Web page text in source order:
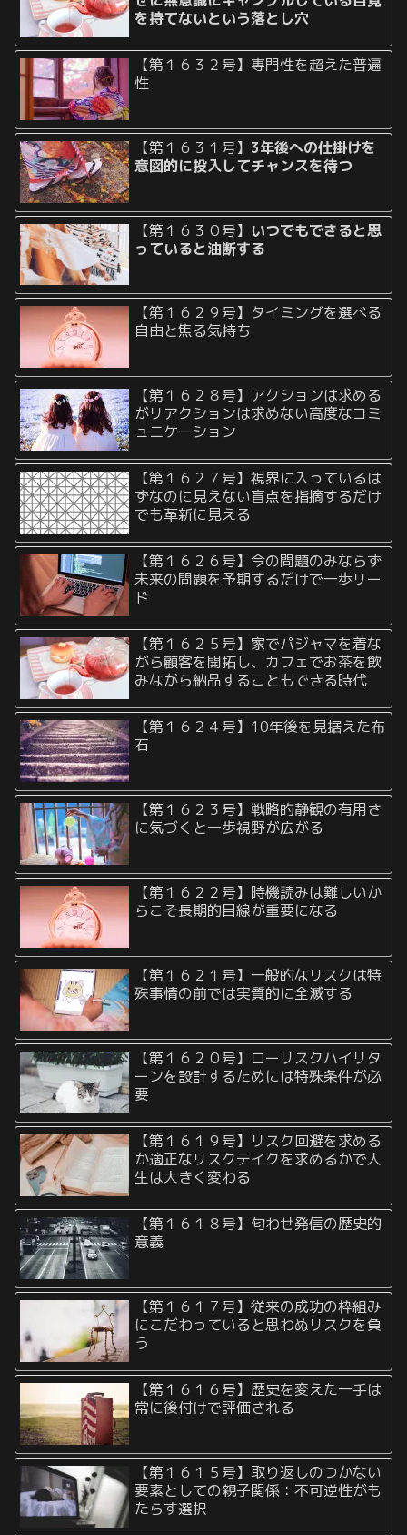
を持てないという落とし穴
【第１６３２号】専門性を超えた普遍
性
【第１６３１号】 3年後への仕掛けを
意図的に投入してチャンスを待つ
【第１６３０号】 いつでもできると思
っていると油断する
【第１６２９号】タイミングを選べる
自由と焦る気持ち
【第１６２８号】アクションは求める
がリアクションは求めない高度なコミ
ュニケーション
【第１６２７号】視界に入っているは
ずなのに見えない盲点を指摘するだけ
でも革新に見える
【第１６２６号】今の問題のみならず
未来の問題を予期するだけで一歩リー
ド
【第１６２５号】家でパジャマを着な
がら顧客を開拓し、カフェでお茶を飲
みながら納品することもできる時代
【第１６２４号】10年後を見据えた布
石
【第１６２３号】戦略的静観の有用さ
に気づくと一歩視野が広がる
【第１６２２号】時機読みは難しいか
らこそ長期的目線が重要になる
【第１６２１号】一般的なリスクは特
殊事情の前では実質的に全滅する
【第１６２０号】ローリスクハイリタ
ーンを設計するためには特殊条件が必
要
【第１６１９号】リスク回避を求める
か適正なリスクテイクを求めるかで人
生は大きく変わる
【第１６１８号】匂わせ発信の歴史的
意義
【第１６１７号】従来の成功の枠組み
にこだわっていると思わぬリスクを負
う
【第１６１６号】歴史を変えた一手は
常に後付けで評価される
【第１６１５号】取り返しのつかない
要素としての親子関係：不可逆性がも
たらす選択